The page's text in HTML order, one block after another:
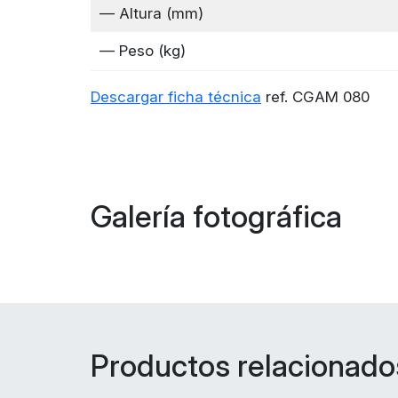
— Altura (mm)
— Peso (kg)
Descargar ficha técnica ref. CGAM 080
Galería fotográfica
Productos